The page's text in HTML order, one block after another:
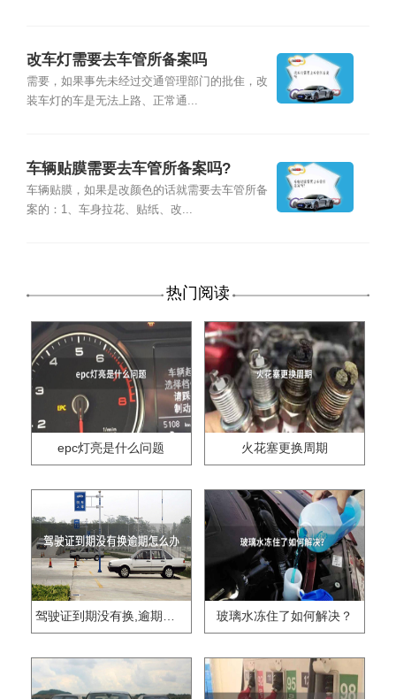
改车灯需要去车管所备案吗
需要，如果事先未经过交通管理部门的批隹，改
装车灯的车是无法上路、正常通...
车辆贴膜需要去车管所备案吗?
车辆贴膜，如果是改颜色的话就需要去车管所备
案的：1、车身拉花、贴纸、改...
热门阅读
epc灯亮是什么问题 火花塞更换周期
驾驶证到期没有换,逾期怎么办?? 玻璃水冻住了如何解决？